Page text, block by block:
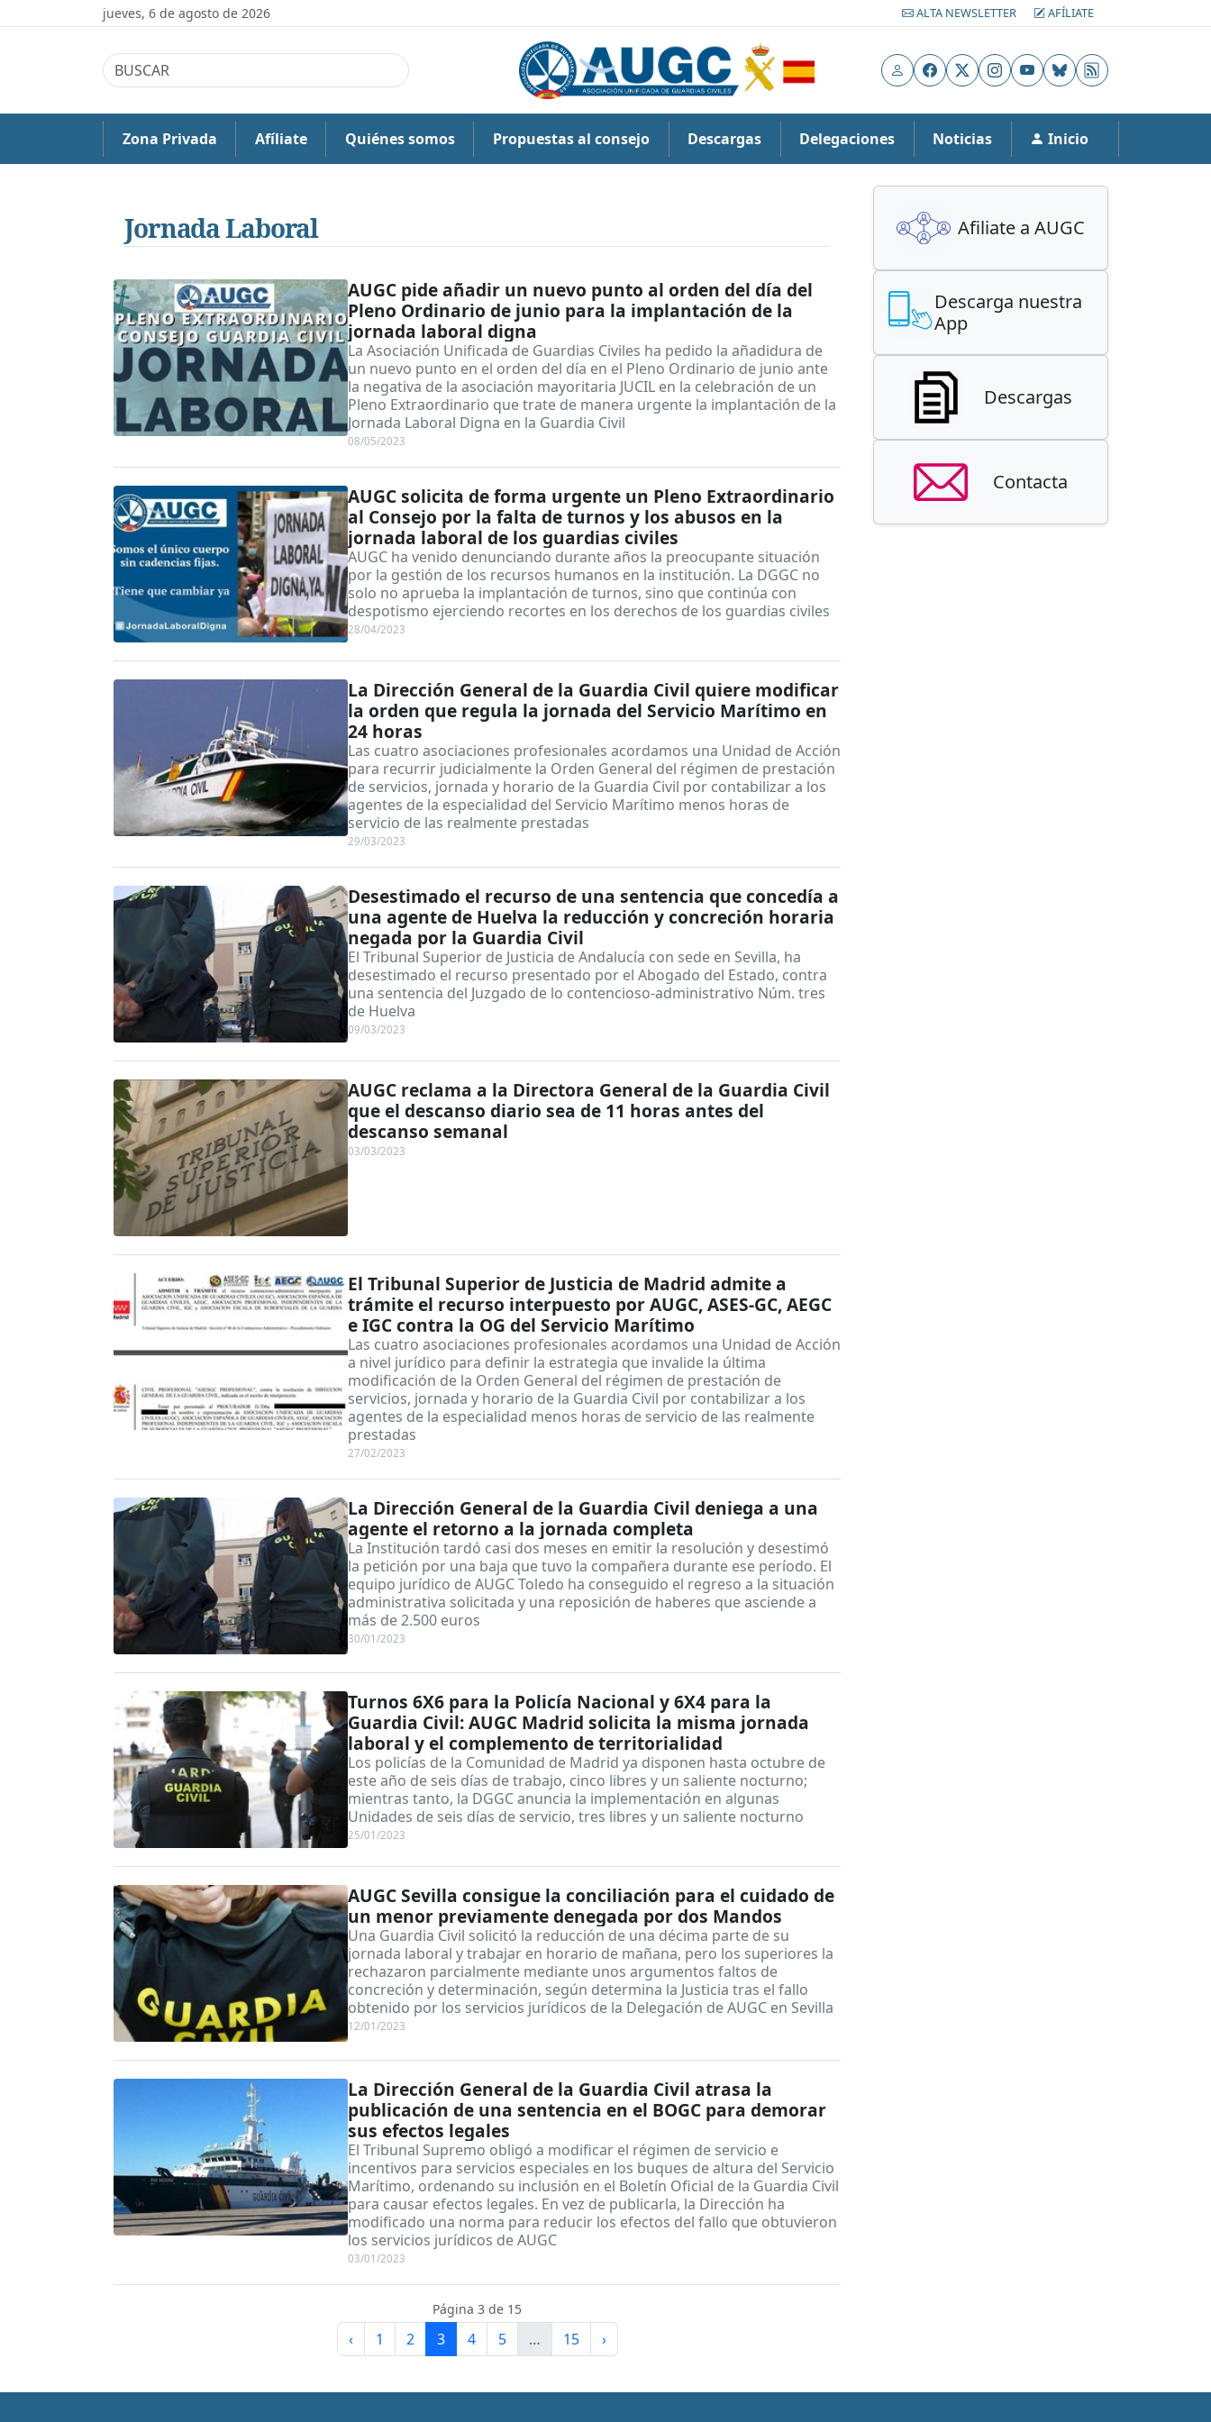
jueves, 6 de agosto de 2026 ALTA NEWSLETTER AFÍLIATE
UsuarioFacebook
X Instagram
YouTubeBluesky
RSS
Zona Privada Afíliate Quiénes somos Propuestas al consejo Descargas Delegaciones Noticias Inicio
Jornada Laboral
AUGC pide añadir un nuevo punto al orden del día del
Pleno Ordinario de junio para la implantación de la
jornada laboral digna
La Asociación Unificada de Guardias Civiles ha pedido la añadidura de
un nuevo punto en el orden del día en el Pleno Ordinario de junio ante
la negativa de la asociación mayoritaria JUCIL en la celebración de un
Pleno Extraordinario que trate de manera urgente la implantación de la
Jornada Laboral Digna en la Guardia Civil
08/05/2023
AUGC solicita de forma urgente un Pleno Extraordinario
al Consejo por la falta de turnos y los abusos en la
jornada laboral de los guardias civiles
AUGC ha venido denunciando durante años la preocupante situación
por la gestión de los recursos humanos en la institución. La DGGC no
solo no aprueba la implantación de turnos, sino que continúa con
despotismo ejerciendo recortes en los derechos de los guardias civiles
28/04/2023
La Dirección General de la Guardia Civil quiere modificar
la orden que regula la jornada del Servicio Marítimo en
24 horas
Las cuatro asociaciones profesionales acordamos una Unidad de Acción
para recurrir judicialmente la Orden General del régimen de prestación
de servicios, jornada y horario de la Guardia Civil por contabilizar a los
agentes de la especialidad del Servicio Marítimo menos horas de
servicio de las realmente prestadas
29/03/2023
Desestimado el recurso de una sentencia que concedía a
una agente de Huelva la reducción y concreción horaria
negada por la Guardia Civil
El Tribunal Superior de Justicia de Andalucía con sede en Sevilla, ha
desestimado el recurso presentado por el Abogado del Estado, contra
una sentencia del Juzgado de lo contencioso-administrativo Núm. tres
de Huelva
09/03/2023
AUGC reclama a la Directora General de la Guardia Civil
que el descanso diario sea de 11 horas antes del
descanso semanal
03/03/2023
El Tribunal Superior de Justicia de Madrid admite a
trámite el recurso interpuesto por AUGC, ASES-GC, AEGC
e IGC contra la OG del Servicio Marítimo
Las cuatro asociaciones profesionales acordamos una Unidad de Acción
a nivel jurídico para definir la estrategia que invalide la última
modificación de la Orden General del régimen de prestación de
servicios, jornada y horario de la Guardia Civil por contabilizar a los
agentes de la especialidad menos horas de servicio de las realmente
prestadas
27/02/2023
La Dirección General de la Guardia Civil deniega a una
agente el retorno a la jornada completa
La Institución tardó casi dos meses en emitir la resolución y desestimó
la petición por una baja que tuvo la compañera durante ese período. El
equipo jurídico de AUGC Toledo ha conseguido el regreso a la situación
administrativa solicitada y una reposición de haberes que asciende a
más de 2.500 euros
30/01/2023
Turnos 6X6 para la Policía Nacional y 6X4 para la
Guardia Civil: AUGC Madrid solicita la misma jornada
laboral y el complemento de territorialidad
Los policías de la Comunidad de Madrid ya disponen hasta octubre de
este año de seis días de trabajo, cinco libres y un saliente nocturno;
mientras tanto, la DGGC anuncia la implementación en algunas
Unidades de seis días de servicio, tres libres y un saliente nocturno
25/01/2023
AUGC Sevilla consigue la conciliación para el cuidado de
un menor previamente denegada por dos Mandos
Una Guardia Civil solicitó la reducción de una décima parte de su
jornada laboral y trabajar en horario de mañana, pero los superiores la
rechazaron parcialmente mediante unos argumentos faltos de
concreción y determinación, según determina la Justicia tras el fallo
obtenido por los servicios jurídicos de la Delegación de AUGC en Sevilla
12/01/2023
La Dirección General de la Guardia Civil atrasa la
publicación de una sentencia en el BOGC para demorar
sus efectos legales
El Tribunal Supremo obligó a modificar el régimen de servicio e
incentivos para servicios especiales en los buques de altura del Servicio
Marítimo, ordenando su inclusión en el Boletín Oficial de la Guardia Civil
para causar efectos legales. En vez de publicarla, la Dirección ha
modificado una norma para reducir los efectos del fallo que obtuvieron
los servicios jurídicos de AUGC
03/01/2023
Página 3 de 15
‹ 1 2 3 4 5 … 15 ›
Afiliate a AUGC
Descarga nuestra
App
Descargas
Contacta